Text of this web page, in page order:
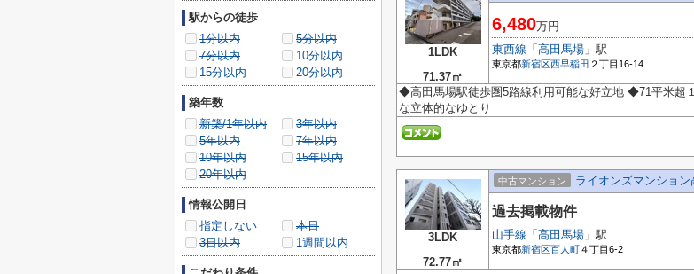
1LDK
71.37㎡
6,480万円
東西線 「 高田馬場 」駅
東京都新宿区西早稲田 ２丁目16-14
◆高田馬場駅徒歩圏5路線利用可能な好立地 ◆71平米超
な立体的なゆとり
3LDK
72.77㎡
中古マンション ライオンズマンショ
過去掲載物件
山手線 「 高田馬場 」駅
東京都新宿区百人町 ４丁目6-2
駅からの徒歩
1分以内
5分以内
7分以内
10分以内
15分以内
20分以内
築年数
新築/1年以内
3年以内
5年以内
7年以内
10年以内
15年以内
20年以内
情報公開日
指定しない
本日
3日以内
1週間以内